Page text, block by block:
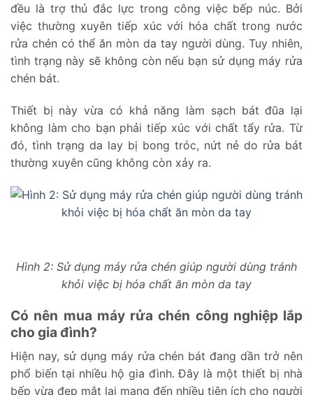
đều là trợ thủ đắc lực trong công việc bếp núc. Bởi
việc thường xuyên tiếp xúc với hóa chất trong nước
rửa chén có thể ăn mòn da tay người dùng. Tuy nhiên,
tình trạng này sẽ không còn nếu bạn sử dụng máy rửa
chén bát.
Thiết bị này vừa có khả năng làm sạch bát đũa lại
không làm cho bạn phải tiếp xúc với chất tẩy rửa. Từ
đó, tình trạng da lay bị bong tróc, nứt nẻ do rửa bát
thường xuyên cũng không còn xảy ra.
Hình 2: Sử dụng máy rửa chén giúp người dùng tránh
khỏi việc bị hóa chất ăn mòn da tay
Có nên mua máy rửa chén công nghiệp lắp
cho gia đình?
Hiện nay, sử dụng máy rửa chén bát đang dần trở nên
phổ biến tại nhiều hộ gia đình. Đây là một thiết bị nhà
bếp vừa đẹp mắt lại mang đến nhiều tiện ích cho người